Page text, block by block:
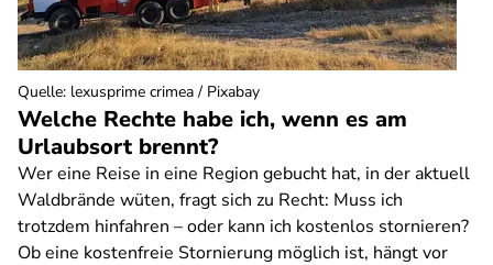
Welche Rechte habe ich, wenn es am
Urlaubsort brennt?
Wer eine Reise in eine Region gebucht hat, in der aktuell
Waldbrände wüten, fragt sich zu Recht: Muss ich
trotzdem hinfahren – oder kann ich kostenlos stornieren?
Ob eine kostenfreie Stornierung möglich ist, hängt vor
Quelle: lexusprime crimea / Pixabay